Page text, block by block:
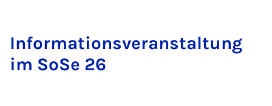
In­form­a­tions­ver­an­stal­tung
im SoSe 26